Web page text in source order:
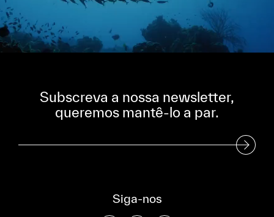
Subscreva a nossa newsletter,
queremos mantê-lo a par.
Subscreva a nossa Newsletter
Siga-nos